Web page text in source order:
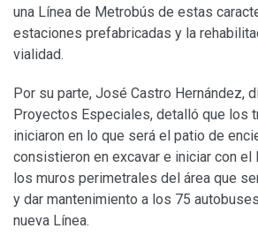
una Línea de Metrobús de estas
estaciones prefabricadas y la
vialidad.
Por su parte, José Castro Hernández,
Proyectos Especiales, detalló que los
iniciaron en lo que será el patio de
consistieron en excavar e iniciar con el
los muros perimetrales del área que
y dar mantenimiento a los 75
nueva Línea.